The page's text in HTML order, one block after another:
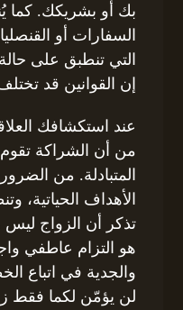
بك أو بشريكك. كما
السفارات أو
التي تنطبق على
إن القوانين قد
عند استكشافك
من أن الشراكة تقوم
المتبادلة. من
الأهداف الحياتية،
تذكر أن الزواج ليس
هو التزام عاطفي
والجدية في اتباع
لن يؤمّن لكما فقط